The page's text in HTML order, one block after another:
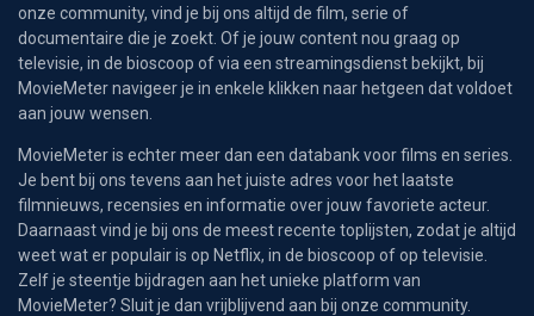
onze community, vind je bij ons altijd de film, serie of
documentaire die je zoekt. Of je jouw content nou graag op
televisie, in de bioscoop of via een streamingsdienst bekijkt, bij
MovieMeter navigeer je in enkele klikken naar hetgeen dat voldoet
aan jouw wensen.
MovieMeter is echter meer dan een databank voor films en series.
Je bent bij ons tevens aan het juiste adres voor het laatste
filmnieuws, recensies en informatie over jouw favoriete acteur.
Daarnaast vind je bij ons de meest recente toplijsten, zodat je altijd
weet wat er populair is op Netflix, in de bioscoop of op televisie.
Zelf je steentje bijdragen aan het unieke platform van
MovieMeter? Sluit je dan vrijblijvend aan bij onze community.